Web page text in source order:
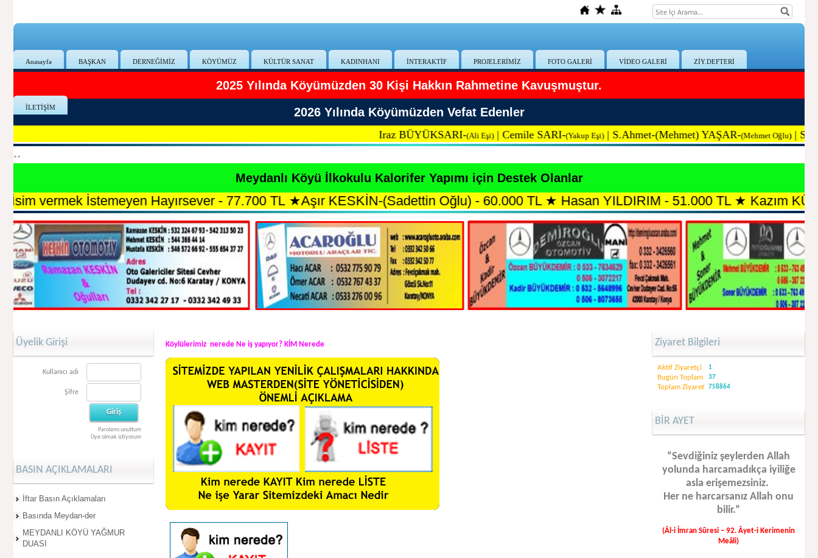
Anasayfa BAŞKAN DERNEĞİMİZ KÖYÜMÜZ KÜLTÜR SANAT KADINHANI İNTERAKTİF PROJELERİMİZ FOTO GALERİ VİDEO GALERİ ZİY.DEFTERİ
İLETİŞİM
2025 Yılında Köyümüzden 30 Kişi Hakkın Rahmetine Kavuşmuştur.
2026 Yılında Köyümüzden Vefat Edenler
Iraz BÜYÜKSARI-(Ali Eşi) |Cemile SARI-(Yakup Eşi) |S.Ahmet-(Mehmet) YAŞAR-(Mehmet Oğlu)|Selamiye
**
Meydanlı Köyü İlkokulu Kalorifer Yapımı için Destek Olanlar
İstemeyen Hayırsever - 77.700 TL★Aşır KESKİN-(Sadettin Oğlu) - 60.000 TL★Hasan YILDIRIM - 51.000 TL★Kazım
Üyelik Girişi
Kullanıcı adı
Şifre
Parolamı unuttum
Üye olmak istiyorum
BASIN AÇIKLAMALARI
İftar Basın Açıklamaları
Basında Meydan-der
MEYDANLI KÖYÜ YAĞMUR
DUASI
Köylülerimiz nerede Ne iş yapıyor? KİM Nerede Ziyaret Bilgileri
Aktif Ziyaretçi 1
Bugün Toplam 37
Toplam Ziyaret 758864
BİR AYET
“Sevdiğiniz şeylerden Allah
yolunda harcamadıkça iyiliğe
asla erişemezsiniz.
Her ne harcarsanız Allah onu
bilir.”
(Âl-i İmran Sûresi – 92. Âyet-i Kerimenin
Meâli)